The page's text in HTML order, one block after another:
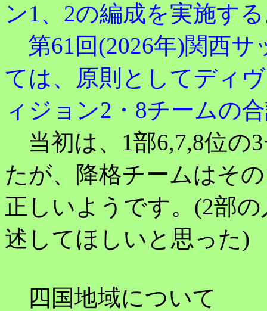
ン1、2の編成を実施す
第61回(2026年)関西サ
ては、原則としてディ
ィジョン2・8チームの
当初は、1部6,7,8位の
たが、降格チームはそ
正しいようです。(2部
述してほしいと思った)
四国地域について